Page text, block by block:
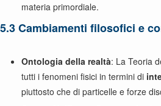
materia primordiale.
5.3 Cambiamenti filosofici e
Ontologia della realtà: La Teoria
tutti i fenomeni fisici in termini di
piuttosto che di particelle e forze